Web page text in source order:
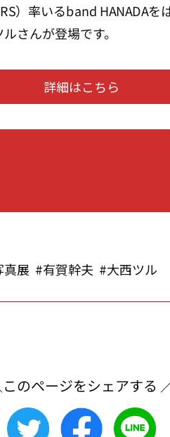
）率いるband HANADA
さんが登場です。
詳細はこちら
真展 #有賀幹夫 #大西ツル
のページをシェアする